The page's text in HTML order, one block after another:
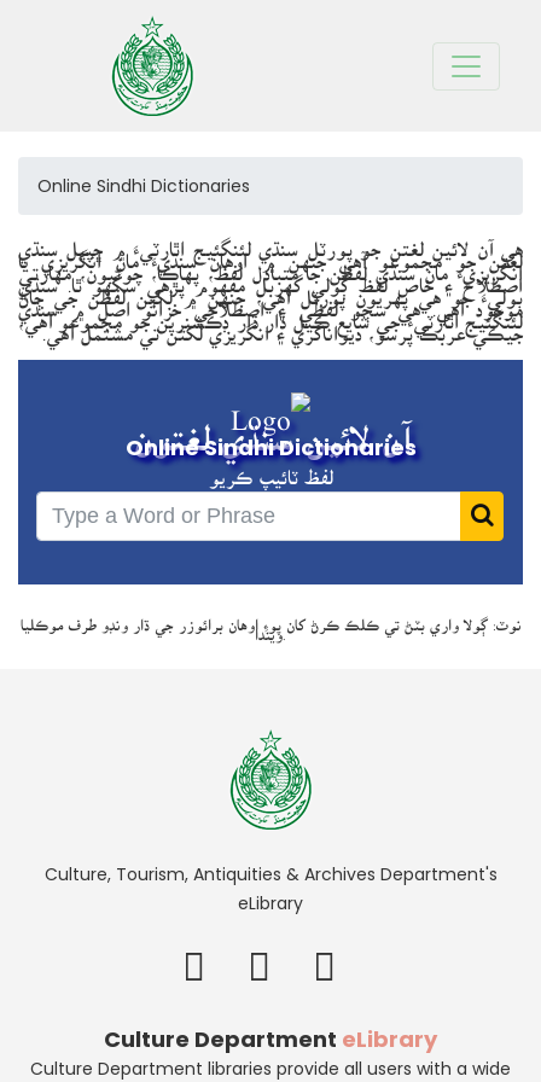
Online Sindhi Dictionaries
ھي آن لائين لغتن جو پورٽل سنڌي لئنگئيج اٿارٽيءَ ۾ ڇپيل سنڌي
لغتن جو مجموعو آھي جنھن ۾ اوهان سنڌيءَ مان انگريزي يا
انگريزيءَ مان سنڌي لفظن جا متبادل لفظ، پهاڪا، چوڻيون، مهارتي
اصطلاح ۽ خاص لفظ ڳولي گھربل مفهوم پڙهي سگھو ٿا. سنڌي
ٻوليءَ جو هي پهريون پورٽل آهي، جنهن ۾ لکين لفظن جي ڄاڻ
موجود آهي. هي سڄو لفظي ۽ اصطلاحي خزانو اصل ۾ سنڌي
لئنگئيج اٿارٽيءَ جي شايع ڪيل ڌار ڌار ڊڪشنرين جو مجموعو آهي،
جيڪي عربڪ پرسو، ديواناگري ۽ انگريزي لکتن تي مشتمل آھي.
آن لائين سنڌي لغتون
Online Sindhi Dictionaries
لفظ ٽائيپ ڪريو
نوٽ: ڳولا واري بٽڻ تي ڪلڪ ڪرڻ کان پوءِ اوھان برائوزر جي ڌار ونڊو طرف موڪليا
Culture, Tourism, Antiquities & Archives Department's
eLibrary
Culture Department eLibrary
Culture Department libraries provide all users with a wide